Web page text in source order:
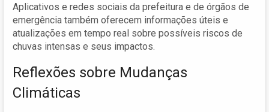
Aplicativos e redes sociais da prefeitura e de órgãos de
emergência também oferecem informações úteis e
atualizações em tempo real sobre possíveis riscos de
chuvas intensas e seus impactos.
Reflexões sobre Mudanças
Climáticas